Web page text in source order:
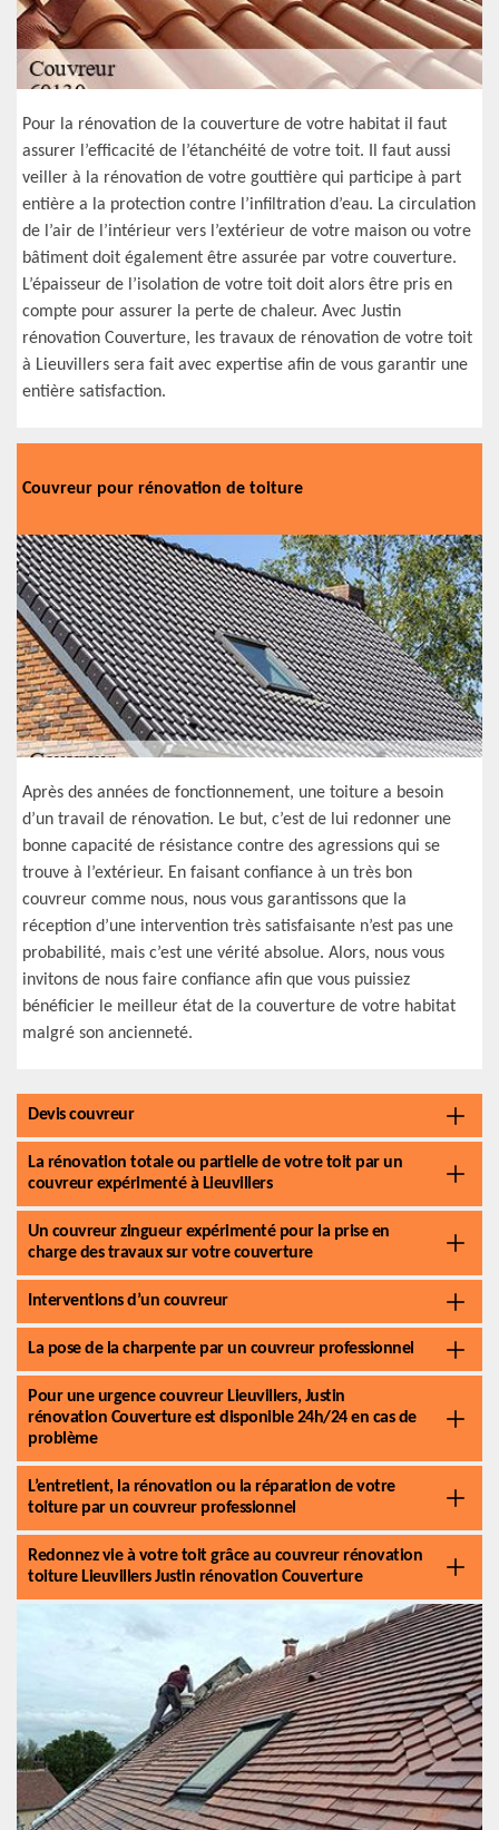
Pour la rénovation de la couverture de votre habitat il faut
assurer l’efficacité de l’étanchéité de votre toit. Il faut aussi
veiller à la rénovation de votre gouttière qui participe à part
entière a la protection contre l’infiltration d’eau. La circulation
de l’air de l’intérieur vers l’extérieur de votre maison ou votre
bâtiment doit également être assurée par votre couverture.
L’épaisseur de l’isolation de votre toit doit alors être pris en
compte pour assurer la perte de chaleur. Avec Justin
rénovation Couverture, les travaux de rénovation de votre toit
à Lieuvillers sera fait avec expertise afin de vous garantir une
entière satisfaction.
Couvreur pour rénovation de toiture
Après des années de fonctionnement, une toiture a besoin
d’un travail de rénovation. Le but, c’est de lui redonner une
bonne capacité de résistance contre des agressions qui se
trouve à l’extérieur. En faisant confiance à un très bon
couvreur comme nous, nous vous garantissons que la
réception d’une intervention très satisfaisante n’est pas une
probabilité, mais c’est une vérité absolue. Alors, nous vous
invitons de nous faire confiance afin que vous puissiez
bénéficier le meilleur état de la couverture de votre habitat
malgré son ancienneté.
Devis couvreur
La rénovation totale ou partielle de votre toit par un
couvreur expérimenté à Lieuvillers
Un couvreur zingueur expérimenté pour la prise en
charge des travaux sur votre couverture
Interventions d’un couvreur
La pose de la charpente par un couvreur professionnel
Pour une urgence couvreur Lieuvillers, Justin
rénovation Couverture est disponible 24h/24 en cas de
problème
L’entretient, la rénovation ou la réparation de votre
toiture par un couvreur professionnel
Redonnez vie à votre toit grâce au couvreur rénovation
toiture Lieuvillers Justin rénovation Couverture